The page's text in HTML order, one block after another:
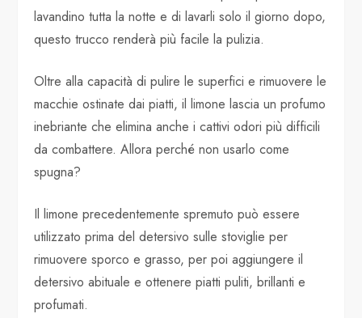
lavandino tutta la notte e di lavarli solo il giorno dopo,
questo trucco renderà più facile la pulizia.
Oltre alla capacità di pulire le superfici e rimuovere le
macchie ostinate dai piatti, il limone lascia un profumo
inebriante che elimina anche i cattivi odori più difficili
da combattere. Allora perché non usarlo come
spugna?
Il limone precedentemente spremuto può essere
utilizzato prima del detersivo sulle stoviglie per
rimuovere sporco e grasso, per poi aggiungere il
detersivo abituale e ottenere piatti puliti, brillanti e
profumati.